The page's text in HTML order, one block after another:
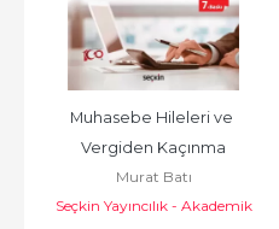
Muhasebe Hileleri ve
Vergiden Kaçınma
Murat Batı
Seçkin Yayıncılık - Akademik